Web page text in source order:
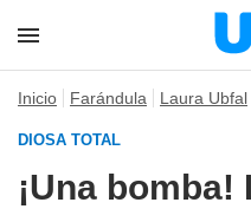
Inicio Farándula Laura Ubfal
DIOSA TOTAL
¡Una